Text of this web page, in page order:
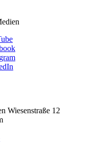
Wiesenstraße 12